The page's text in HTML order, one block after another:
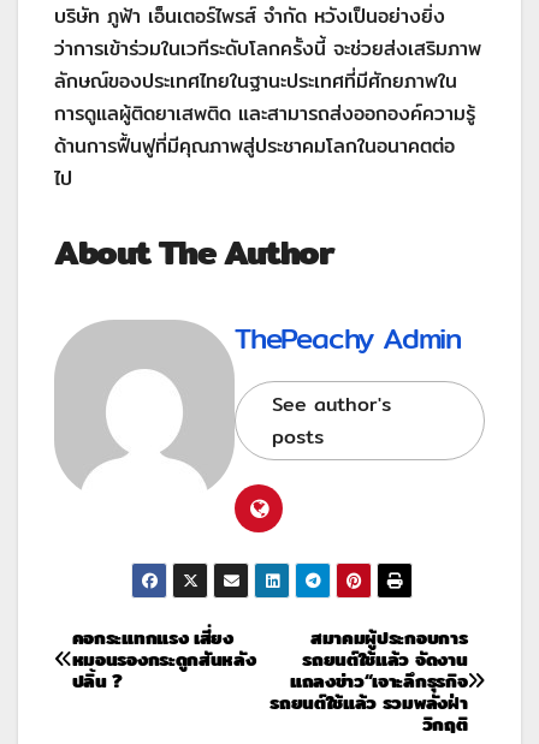
บริษัท ภูฟ้า เอ็นเตอร์ไพรส์ จำกัด หวังเป็นอย่างยิ่ง
ว่าการเข้าร่วมในเวทีระดับโลกครั้งนี้ จะช่วยส่งเสริมภาพ
ลักษณ์ของประเทศไทยในฐานะประเทศที่มีศักยภาพใน
การดูแลผู้ติดยาเสพติด และสามารถส่งออกองค์ความรู้
ด้านการฟื้นฟูที่มีคุณภาพสู่ประชาคมโลกในอนาคตต่อ
ไป
About The Author
ThePeachy Admin
See author's
posts
สมาคมผู้ประกอบการ
รถยนต์ใช้แล้ว จัดงาน
แถลงข่าว“เจาะลึกธุรกิจ
รถยนต์ใช้แล้ว รวมพลังฝ่า
วิกฤติ
คอกระแทกแรง เสี่ยง
หมอนรองกระดูกสันหลัง
ปลิ้น ?